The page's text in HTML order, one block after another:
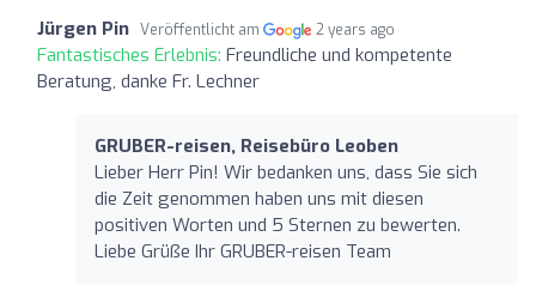
Jürgen Pin Veröffentlicht am 2 years ago
Fantastisches Erlebnis: Freundliche und kompetente
Beratung, danke Fr. Lechner
GRUBER-reisen, Reisebüro Leoben
Lieber Herr Pin! Wir bedanken uns, dass Sie sich
die Zeit genommen haben uns mit diesen
positiven Worten und 5 Sternen zu bewerten.
Liebe Grüße Ihr GRUBER-reisen Team